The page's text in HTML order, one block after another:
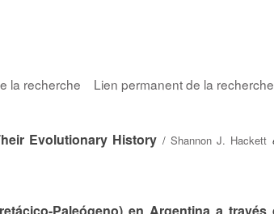
la recherche Lien permanent de la recherche
Evolutionary History / Shannon J. Hackett